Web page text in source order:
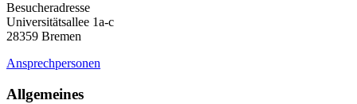
Besucheradresse
Universitätsallee 1a-c
28359 Bremen
Ansprechpersonen
Allgemeines